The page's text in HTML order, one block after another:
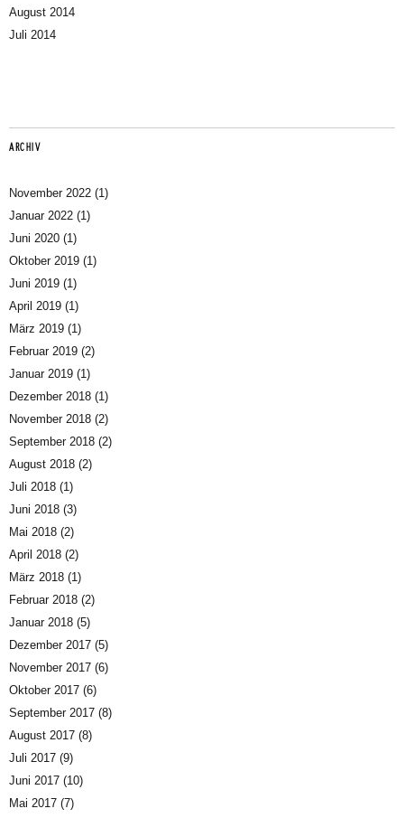
August 2014
Juli 2014
ARCHIV
November 2022 (1)
Januar 2022 (1)
Juni 2020 (1)
Oktober 2019 (1)
Juni 2019 (1)
April 2019 (1)
März 2019 (1)
Februar 2019 (2)
Januar 2019 (1)
Dezember 2018 (1)
November 2018 (2)
September 2018 (2)
August 2018 (2)
Juli 2018 (1)
Juni 2018 (3)
Mai 2018 (2)
April 2018 (2)
März 2018 (1)
Februar 2018 (2)
Januar 2018 (5)
Dezember 2017 (5)
November 2017 (6)
Oktober 2017 (6)
September 2017 (8)
August 2017 (8)
Juli 2017 (9)
Juni 2017 (10)
Mai 2017 (7)